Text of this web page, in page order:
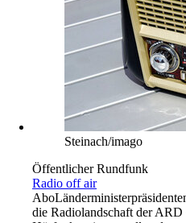
Steinach/imago
Öffentlicher Rundfunk
Radio off air
Abo
die Radiolandschaft der